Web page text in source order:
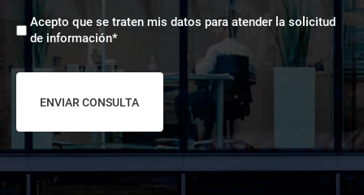
Aceptación
tratamiento
datos
Acepto que se traten mis datos para atender la solicitud
de información*